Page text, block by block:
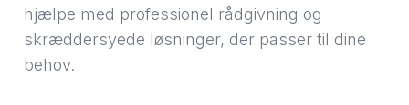
hjælpe med professionel rådgivning og
skræddersyede løsninger, der passer til dine
behov.